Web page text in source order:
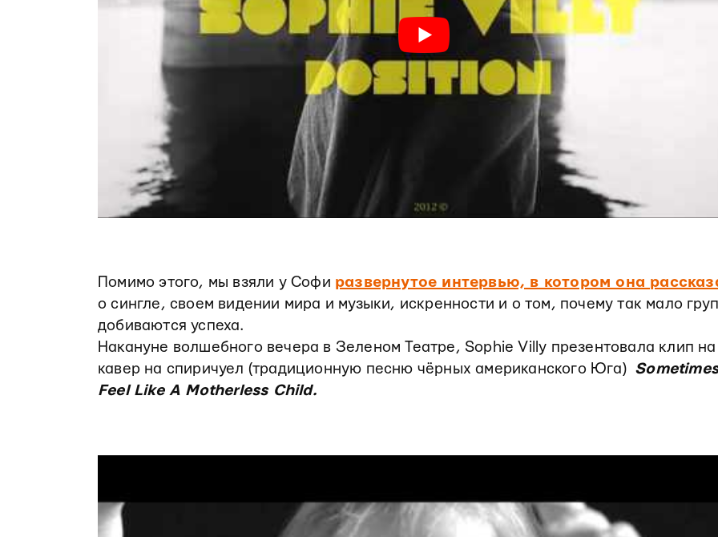
Помимо этого, мы взяли у Софи развернутое интервью, в котором она
о сингле, своем видении мира и музыки, искренности и о том, почему так мало
добиваются успеха.
Накануне волшебного вечера в Зеленом Театре, Sophie Villy презентовала клип
кавер на спиричуел (традиционную песню чёрных американского Юга)
Feel Like A Motherless Child.